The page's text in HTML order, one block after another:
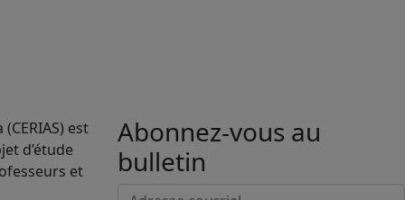
est
d’étude
et
Abonnez-vous au
bulletin